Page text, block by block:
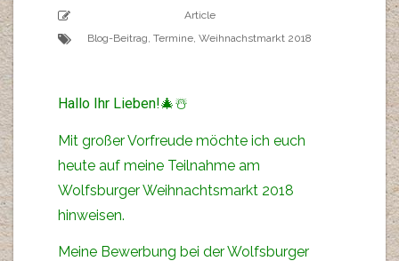
Article
Blog-Beitrag, Termine, Weihnachstmarkt 2018
Hallo Ihr Lieben!🎄☃️
Mit großer Vorfreude möchte ich euch
heute auf meine Teilnahme am
Wolfsburger Weihnachtsmarkt 2018
hinweisen.
Meine Bewerbung bei der Wolfsburger